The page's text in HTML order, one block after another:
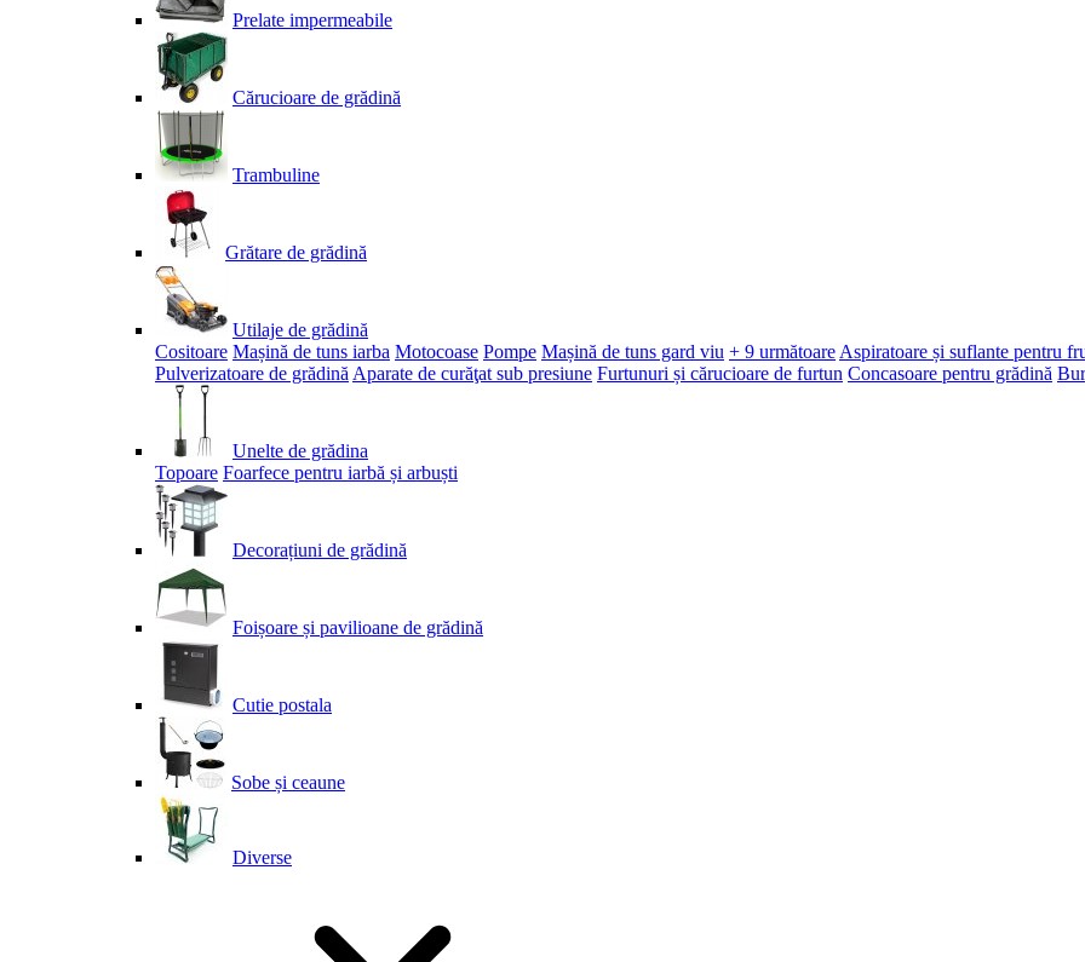
Prelate impermeabile
Cărucioare de grădină
Trambuline
Grătare de grădină
Utilaje de grădină
Cositoare Mașină de tuns iarba Motocoase Pompe Mașină de tuns gard viu + 9 următoare Aspiratoare și suflante pentru
Pulverizatoare de grădină Aparate de curăţat sub presiune Furtunuri și cărucioare de furtun Concasoare pentru grădină
Unelte de grădina
Topoare Foarfece pentru iarbă și arbuști
Decorațiuni de grădină
Foișoare și pavilioane de grădină
Cutie postala
Sobe și ceaune
Diverse